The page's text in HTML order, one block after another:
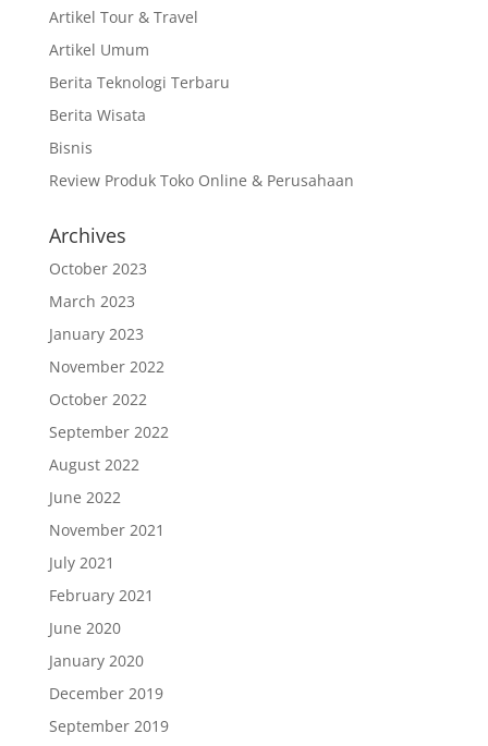
Artikel Tour & Travel
Artikel Umum
Berita Teknologi Terbaru
Berita Wisata
Bisnis
Review Produk Toko Online & Perusahaan
Archives
October 2023
March 2023
January 2023
November 2022
October 2022
September 2022
August 2022
June 2022
November 2021
July 2021
February 2021
June 2020
January 2020
December 2019
September 2019